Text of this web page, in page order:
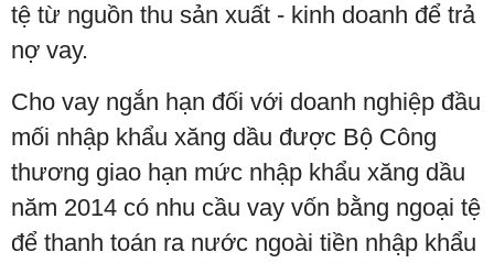
tệ từ nguồn thu sản xuất - kinh doanh để trả
nợ vay.
Cho vay ngắn hạn đối với doanh nghiệp đầu
mối nhập khẩu xăng dầu được Bộ Công
thương giao hạn mức nhập khẩu xăng dầu
năm 2014 có nhu cầu vay vốn bằng ngoại tệ
để thanh toán ra nước ngoài tiền nhập khẩu